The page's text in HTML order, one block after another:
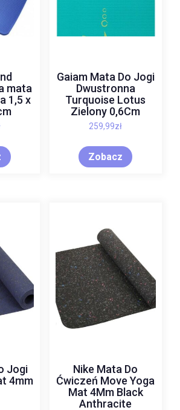
mata
1,5 x
Gaiam Mata Do Jogi
Dwustronna
Turquoise Lotus
Zielony 0,6Cm
259,99zł
Zobacz
Jogi
4mm
Nike Mata Do
Ćwiczeń Move Yoga
Mat 4Mm Black
Anthracite